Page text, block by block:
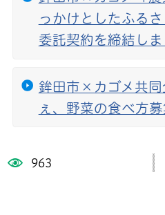
っかけとしたふる
委託契約を締結しま
鉾田市×カゴメ共同
ぇ、野菜の食べ方募
963